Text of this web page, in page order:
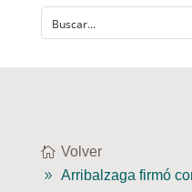
Volver
Arribalzaga firmó